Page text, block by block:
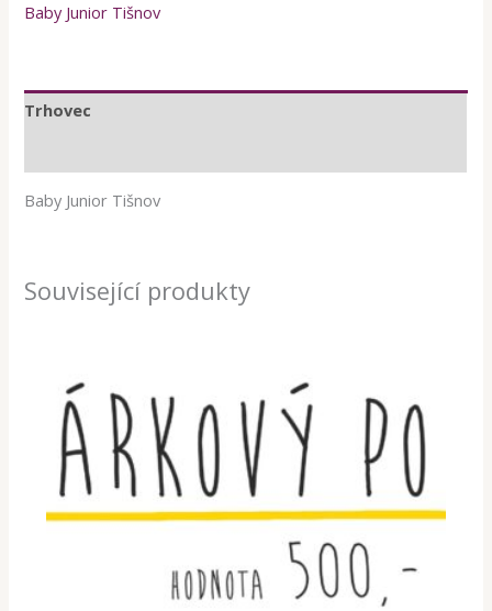
-
Baby Junior Tišnov
Trhovec
Baby Junior Tišnov
Související produkty